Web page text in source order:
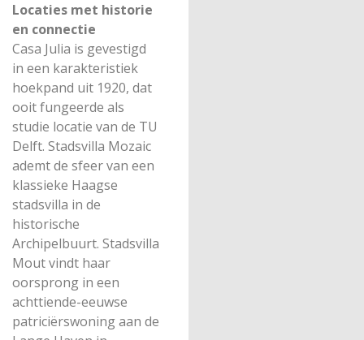
Locaties met historie
en connectie
Casa Julia is gevestigd
in een karakteristiek
hoekpand uit 1920, dat
ooit fungeerde als
studie locatie van de TU
Delft. Stadsvilla Mozaic
ademt de sfeer van een
klassieke Haagse
stadsvilla in de
historische
Archipelbuurt. Stadsvilla
Mout vindt haar
oorsprong in een
achttiende-eeuwse
patriciërswoning aan de